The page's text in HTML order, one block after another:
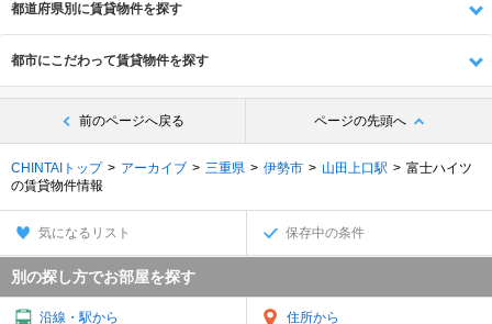
都道府県別に賃貸物件を探す
都市にこだわって賃貸物件を探す
前のページへ戻る ページの先頭へ
CHINTAIトップ アーカイブ 三重県 伊勢市 山田上口駅
富士ハイツ
の賃貸物件情報
気になるリスト 保存中の条件
別の探し方でお部屋を探す
沿線・駅から 住所から